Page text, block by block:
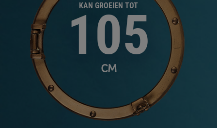
KAN GROEIEN TOT
105
CM